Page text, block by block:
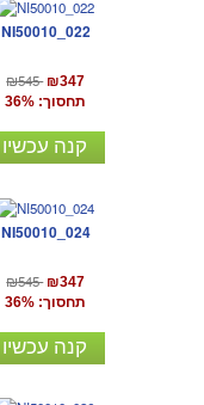
NI50010_022
₪545 ₪347
תחסוך: 36%
קנה עכשיו
NI50010_024
₪545 ₪347
תחסוך: 36%
קנה עכשיו